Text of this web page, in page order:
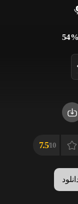
54%
10/
7.5